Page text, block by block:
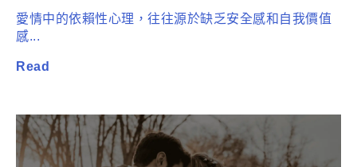
愛情中的依賴性心理，往往源於缺乏安全感和自我價值
感...
Read